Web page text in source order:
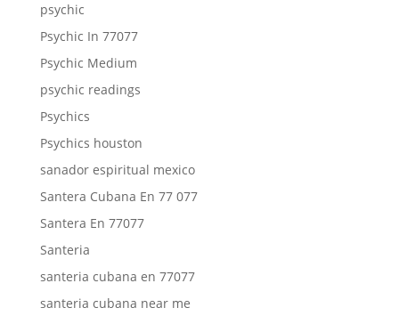
psychic
Psychic In 77077
Psychic Medium
psychic readings
Psychics
Psychics houston
sanador espiritual mexico
Santera Cubana En 77 077
Santera En 77077
Santeria
santeria cubana en 77077
santeria cubana near me